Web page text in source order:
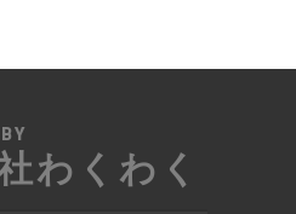
わくわく